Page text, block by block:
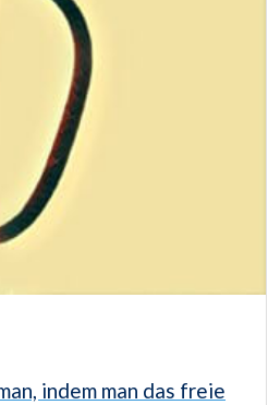
indem man das freie